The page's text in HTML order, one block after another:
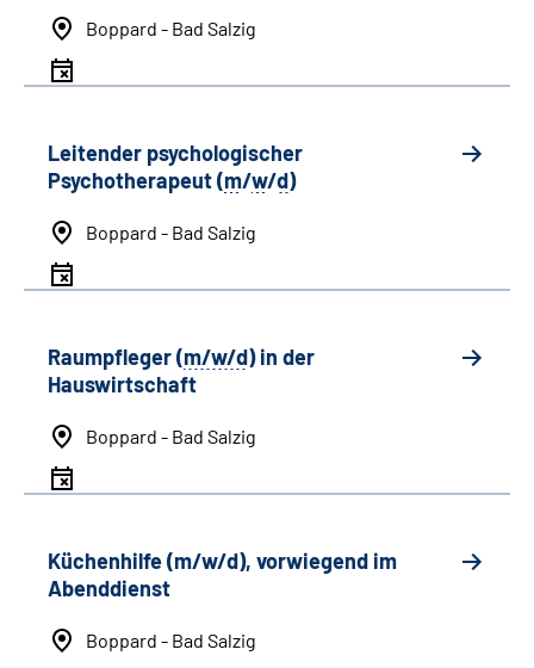
Boppard - Bad Salzig
Leitender psychologischer
Psychotherapeut (m/w/d)
Boppard - Bad Salzig
Raumpfleger (m/w/d) in der
Hauswirtschaft
Boppard - Bad Salzig
Küchenhilfe (m/w/d), vorwiegend im
Abenddienst
Boppard - Bad Salzig